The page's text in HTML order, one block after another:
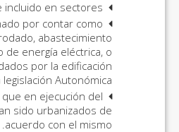
por contar como
abastecimiento
de energía eléctrica, o
por la edificación
Autonómica.
en ejecución del
sido urbanizados de
acuerdo con el mismo.